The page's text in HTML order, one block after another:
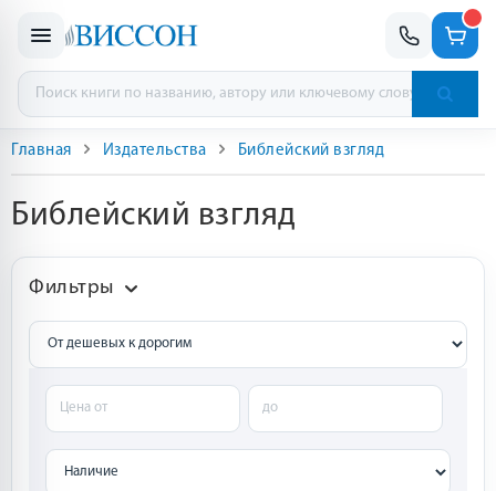
Главная Издательства Библейский взгляд
Библейский взгляд
Фильтры